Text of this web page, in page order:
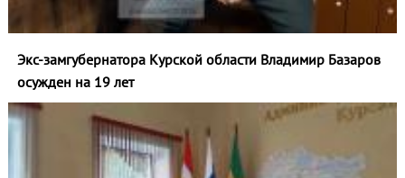
Экс-замгубернатора Курской области Владимир Базаров
осужден на 19 лет